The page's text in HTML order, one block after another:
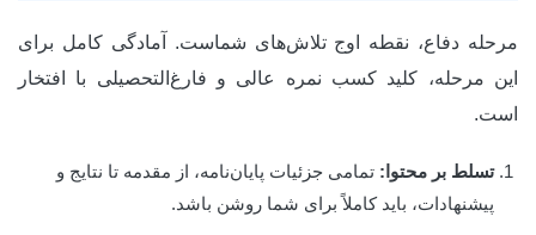
مرحله دفاع، نقطه اوج تلاش‌های شماست. آمادگی کامل برای
این مرحله، کلید کسب نمره عالی و فارغ‌التحصیلی با افتخار
است.
تسلط بر محتوا: تمامی جزئیات پایان‌نامه، از مقدمه تا نتایج و
پیشنهادات، باید کاملاً برای شما روشن باشد.